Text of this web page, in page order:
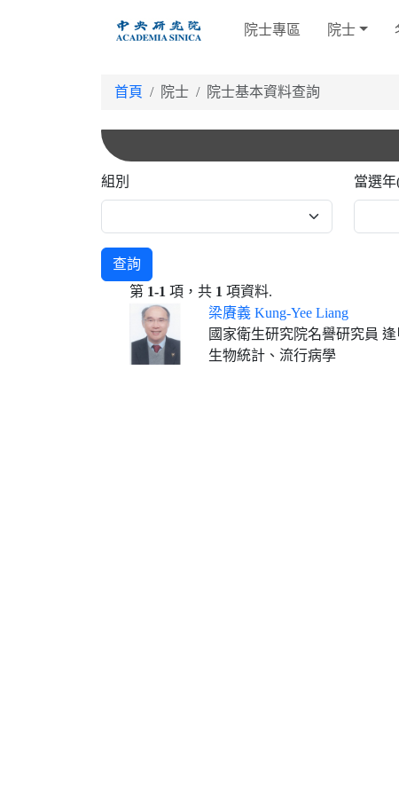
院士專區 院士
首頁 院士 院士基本資料查詢
組別 當選
查詢
第 1-1 項，共 1 項資料.
梁賡義 Kung-Yee Liang
國家衛生研究院名譽研究員
生物統計、流行病學